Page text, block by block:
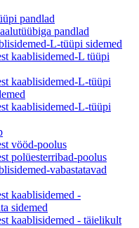
pandlad
pandlad
L-tüüpi sidemed
kaablisidemed-L tüüpi
kaablisidemed-L-tüüpi
kaablisidemed-L-tüüpi
vööd-poolus
polüesterribad-poolus
vabastatavad
kaablisidemed -
sidemed
kaablisidemed - täielikult